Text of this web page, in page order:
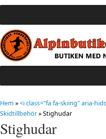
Hem »<i class="fa fa-skiing" aria-
Skidtillbehör»Stighudar
Stighudar